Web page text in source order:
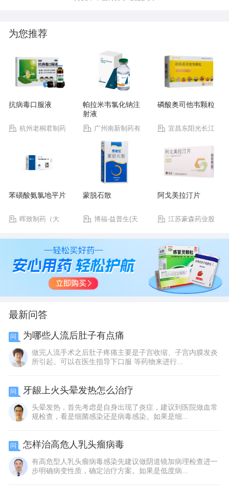
为您推荐
抗病毒口服液
杭州老桐君制药
帕拉米韦氯化钠注
射液
广州南新制药有
限公司
磷酸奥司他韦颗粒
宜昌东阳光长江
苯磺酸氨氯地平片
晖致制药（大
蒙脱石散
博福-益普生(天
阿戈美拉汀片
江苏豪森药业股
最新问答
问 为哪些人流后肚子有点痛
做完人流手术之后肚子疼痛主要是子宫收缩、子宫内膜发炎
所引起。可以在医生指导下口服 等药物来进行...
问 牙龈上火头晕发热怎么治疗
头晕发热，首先考虑是自身出现了炎症，建议到医院做血常
规检查，看是细菌感染还是病毒感染。如果是细...
问 怎样治高危人乳头瘤病毒
有高危型人乳头瘤病毒感染先建议做阴道镜加病理检查进一
步明确病变性质，确定治疗方案。如果是低度病...